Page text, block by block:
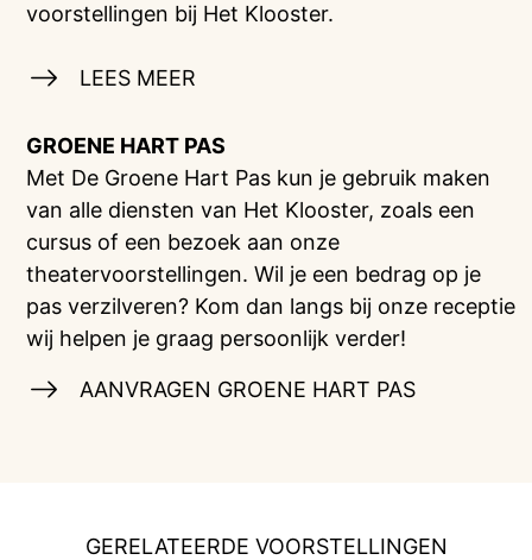
voorstellingen bij Het Klooster.
LEES MEER
GROENE HART PAS
Met De Groene Hart Pas kun je gebruik maken
van alle diensten van Het Klooster, zoals een
cursus of een bezoek aan onze
theatervoorstellingen. Wil je een bedrag op je
pas verzilveren? Kom dan langs bij onze receptie
wij helpen je graag persoonlijk verder!
AANVRAGEN GROENE HART PAS
GERELATEERDE VOORSTELLINGEN